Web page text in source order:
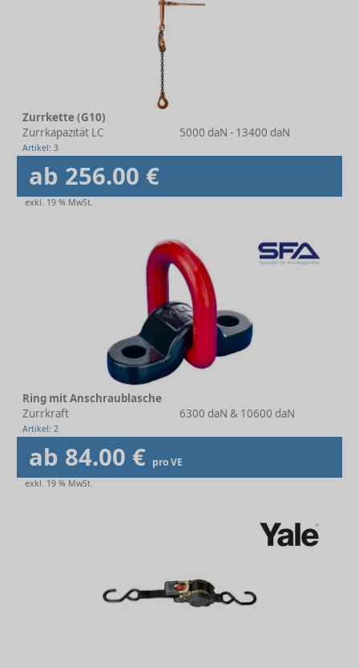
Zurrkette (G10)
Zurrkapazität LC
5000 daN - 13400 daN
Artikel: 3
ab 256.00 €
exkl. 19 % MwSt.
Ring mit Anschraublasche
Zurrkraft
6300 daN & 10600 daN
Artikel: 2
ab 84.00 € pro VE
exkl. 19 % MwSt.